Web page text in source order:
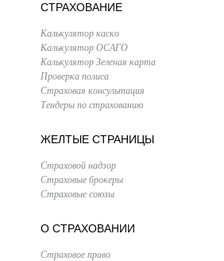
СТРАХОВАНИЕ
Калькулятор каско
Калькулятор ОСАГО
Калькулятор Зеленая карта
Проверка полиса
Страховая консультация
Тендеры по страхованию
ЖЕЛТЫЕ СТРАНИЦЫ
Страховой надзор
Страховые брокеры
Страховые союзы
О СТРАХОВАНИИ
Страховое право